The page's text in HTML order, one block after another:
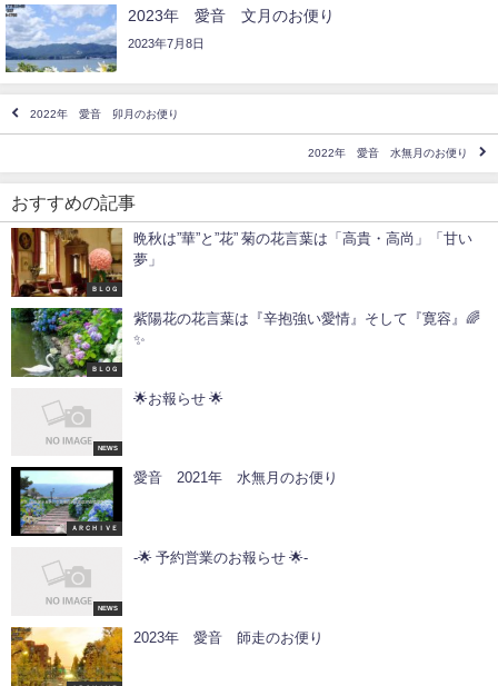
2023年 愛音 文月のお便り
2023年7月8日
2022年 愛音 卯月のお便り
2022年 愛音 水無月のお便り
おすすめの記事
ＢＬＯＧ
晩秋は”華”と”花” 菊の花言葉は「高貴・高尚」「甘い
夢」
ＢＬＯＧ
紫陽花の花言葉は『辛抱強い愛情』そして『寛容』🌈
✨
NEWS
🌟お報らせ 🌟
ＡＲＣＨＩＶＥ
愛音 2021年 水無月のお便り
NEWS
-🌟 予約営業のお報らせ 🌟-
2023年 愛音 師走のお便り